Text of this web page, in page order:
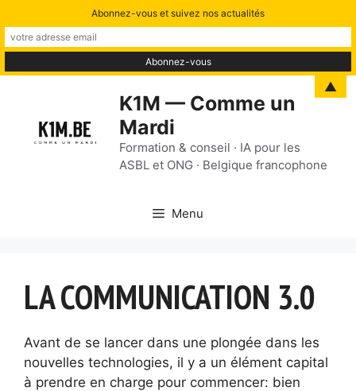
contenu
K1M — Comme un
Mardi
Formation & conseil · IA pour les
ASBL et ONG · Belgique francophone
Menu
LA COMMUNICATION 3.0
Avant de se lancer dans une plongée dans les
nouvelles technologies, il y a un élément capital
à prendre en charge pour commencer: bien
Abonnez-vous et suivez nos actualités
▲